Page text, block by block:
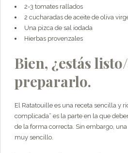
2-3 tomates rallados
2 cucharadas de aceite de oliva
Una pizca de sal iodada
Hierbas provenzales
Bien, ¿estás
prepararlo.
El Ratatouille es una receta sencilla y
complicada” es la parte en la que
de la forma correcta. Sin embargo,
muy sencillo.